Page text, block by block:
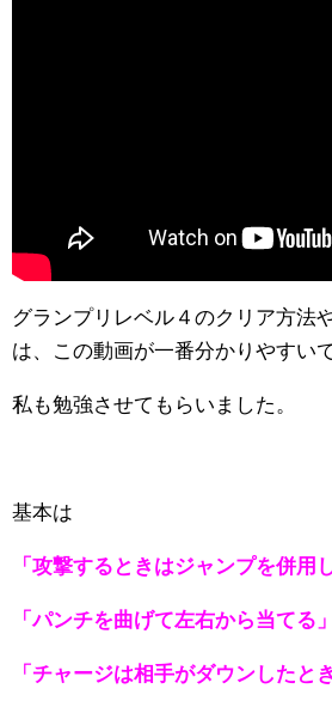
グランプリレベル４のクリア方法
は、この動画が一番分かりやすいで
私も勉強させてもらいました。
基本は
「攻撃するときはジャンプを併用
「パンチを曲げて左右から当てる」
「チャージは相手がダウンしたと